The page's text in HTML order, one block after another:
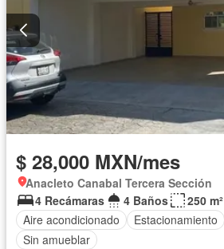
$ 28,000 MXN/mes
Anacleto Canabal Tercera Sección
4 Recámaras
4 Baños
250 m²
Aire acondicionado
Estacionamiento
Sin amueblar